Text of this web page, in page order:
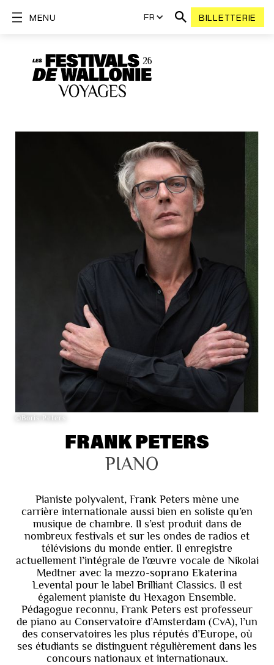
FR BILLETTERIE
MENU
©Boris Peters
FRANK PETERS
PIANO
Pianiste polyvalent, Frank Peters mène une
carrière internationale aussi bien en soliste qu’en
musique de chambre. Il s’est produit dans de
nombreux festivals et sur les ondes de radios et
télévisions du monde entier. Il enregistre
actuellement l’intégrale de l’œuvre vocale de Nikolai
Medtner avec la mezzo-soprano Ekaterina
Levental pour le label Brilliant Classics. Il est
également pianiste du Hexagon Ensemble.
Pédagogue reconnu, Frank Peters est professeur
de piano au Conservatoire d’Amsterdam (CvA), l’un
des conservatoires les plus réputés d’Europe, où
ses étudiants se distinguent régulièrement dans les
concours nationaux et internationaux.